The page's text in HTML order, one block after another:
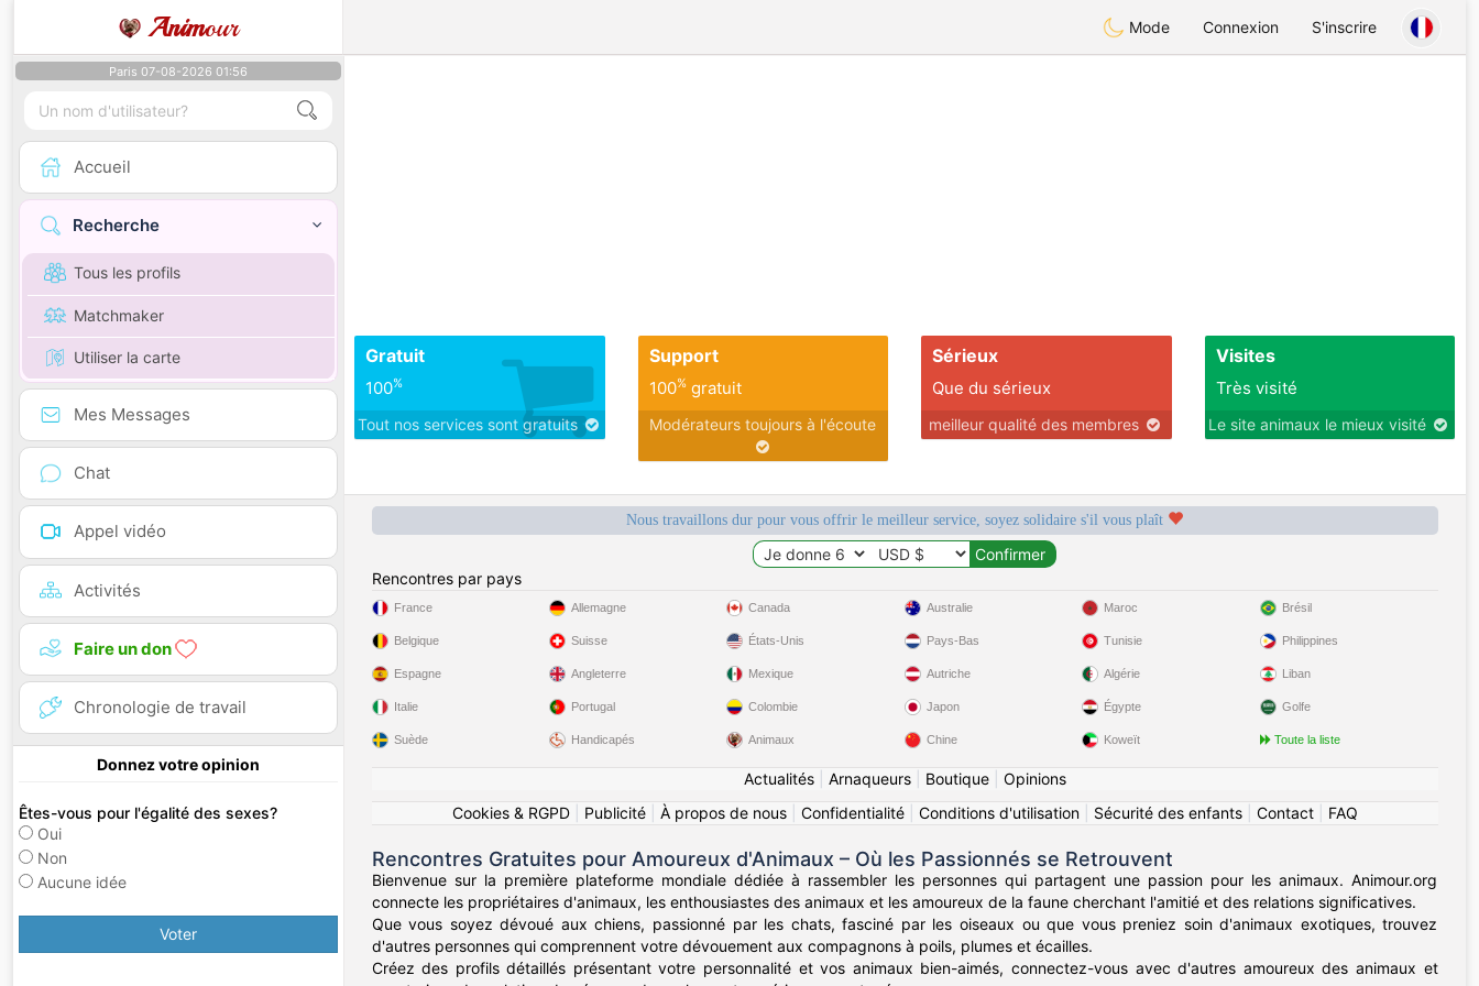
Animour Mode Connexion S'inscrire
Paris 07-08-2026 01:56
Accueil
Recherche
Tous les profils
Matchmaker
Utiliser la carte
Mes Messages
Chat
Appel vidéo
Activités
Faire un don
Chronologie de travail
Donnez votre opinion
Êtes-vous pour l'égalité des sexes?
Oui
Non
Aucune idée
Voter
Gratuit
100%
Tout nos services sont gratuits
Support
100%gratuit
Modérateurs toujours à l'écoute
Sérieux
Que du sérieux
meilleur qualité des membres
Visites
Très visité
Le site animaux le mieux visité
Nous travaillons dur pour vous offrir le meilleur service, soyez solidaire s'il vous plaît
Rencontres par pays
France
Belgique
Espagne
Italie
Suède
Allemagne
Suisse
Angleterre
Portugal
Handicapés
Canada
États-Unis
Mexique
Colombie
Animaux
Australie
Pays-Bas
Autriche
Japon
Chine
Maroc
Tunisie
Algérie
Égypte
Koweït
Brésil
Philippines
Liban
Golfe
Toute la liste
Actualités| Arnaqueurs| Boutique| Opinions
Cookies & RGPD| Publicité| À propos de nous| Confidentialité| Conditions d'utilisation| Sécurité des enfants| Contact| FAQ
Rencontres Gratuites pour Amoureux d'Animaux – Où les Passionnés se Retrouvent
Bienvenue sur la première plateforme mondiale dédiée à rassembler les personnes qui partagent une passion pour les animaux. Animour.org
connecte les propriétaires d'animaux, les enthousiastes des animaux et les amoureux de la faune cherchant l'amitié et des relations significatives.
Que vous soyez dévoué aux chiens, passionné par les chats, fasciné par les oiseaux ou que vous preniez soin d'animaux exotiques, trouvez
d'autres personnes qui comprennent votre dévouement aux compagnons à poils, plumes et écailles.
Créez des profils détaillés présentant votre personnalité et vos animaux bien-aimés, connectez-vous avec d'autres amoureux des animaux et